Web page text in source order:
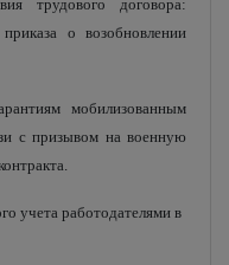
трудового договора:
о возобновлении
мобилизованным
с призывом на военную
учета работодателями в